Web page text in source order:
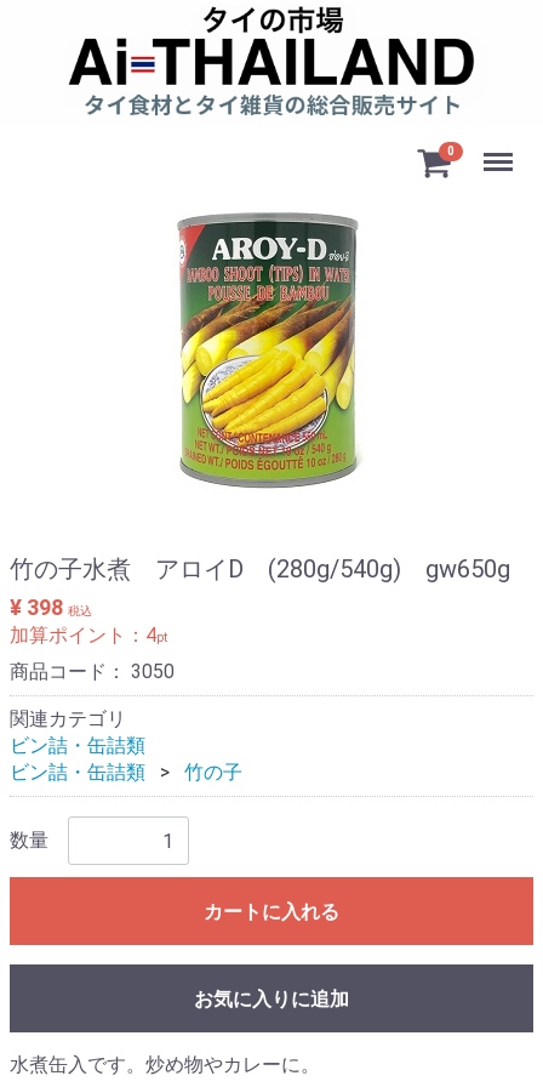
0 Menu
竹の子水煮 アロイD (280g/540g) gw650g
¥ 398 税込
加算ポイント： 4pt
商品コード： 3050
関連カテゴリ
ビン詰・缶詰類
ビン詰・缶詰類
竹の子
数量
カートに入れる
お気に入りに追加
水煮缶入です。炒め物やカレーに。